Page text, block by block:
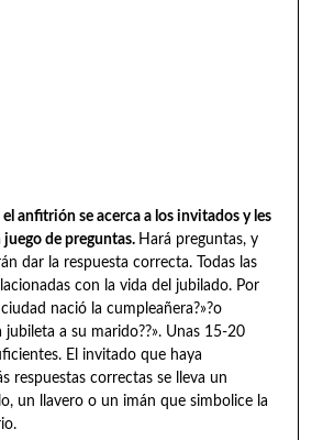
anfitrión se acerca a los invitados y les
de preguntas. Hará preguntas, y
dar la respuesta correcta. Todas las
con la vida del jubilado. Por
nació la cumpleañera?»?o
jubileta a su marido??». Unas 15-20
El invitado que haya
respuestas correctas se lleva un
un llavero o un imán que simbolice la